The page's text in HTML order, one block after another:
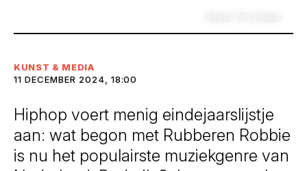
KUNST & MEDIA
11 DECEMBER 2024, 18:00
Hiphop voert menig eindejaarslijstje
aan: wat begon met Rubberen Robbie
is nu het populairste muziekgenre van